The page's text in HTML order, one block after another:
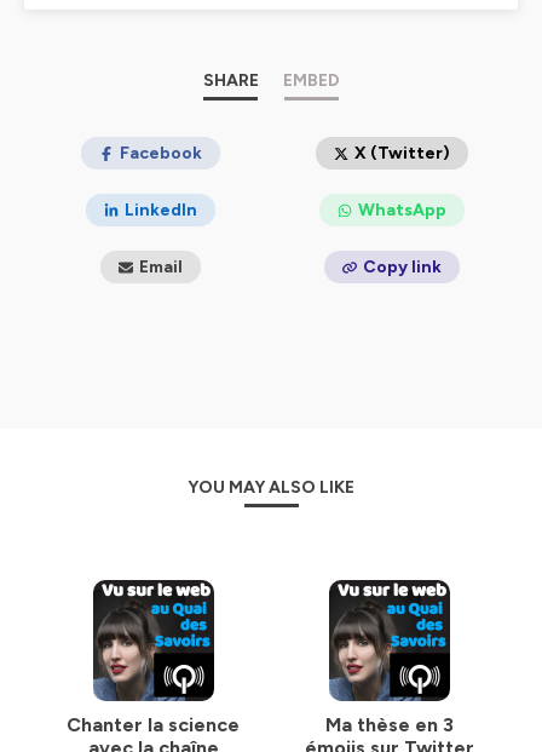
SHARE EMBED
Facebook X (Twitter)
LinkedIn WhatsApp
Email Copy link
YOU MAY ALSO LIKE
Chanter la science
Ma thèse en 3